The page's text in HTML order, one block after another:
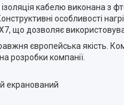
ізоляція кабелю виконана з
особливості
що дозволяє
європейська якість.
розробки компанії.
екранований